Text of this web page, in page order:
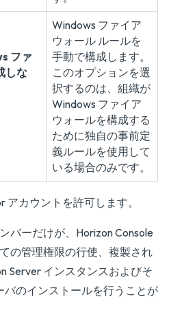
ファ
しな
Windows ファイア
ウォール ルールを
手動で構成します。
このオプションを選
択するのは、組織が
Windows ファイア
ウォールを構成する
ために独自の事前定
義ルールを使用して
いる場合のみです。
アカウントを許可します。
バーだけが、Horizon Console
の管理権限の行使、複製され
Server インスタンスおよびそ
バのインストールを行うことが